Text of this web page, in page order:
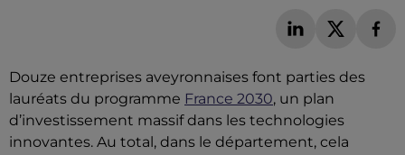
Douze entreprises aveyronnaises font parties des
lauréats du programme France 2030, un plan
d’investissement massif dans les technologies
innovantes. Au total, dans le département, cela